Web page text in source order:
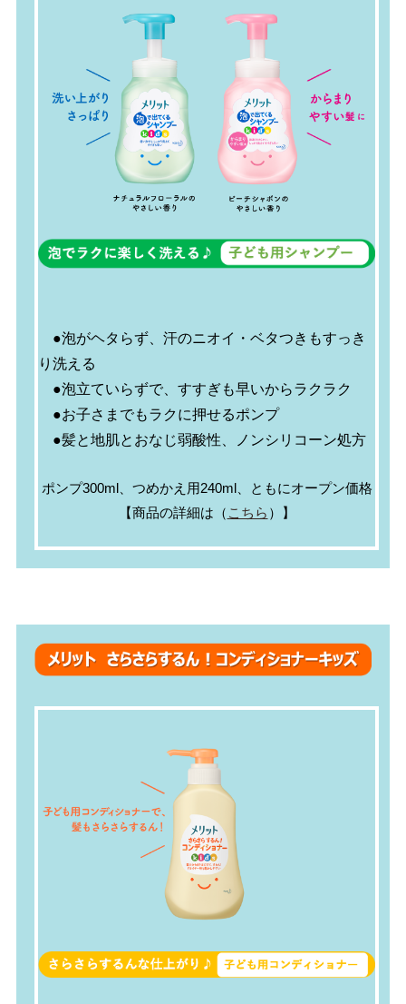
●泡がヘタらず、汗のニオイ・ベタつきもすっき
り洗える
●泡立ていらずで、すすぎも早いからラクラク
●お子さまでもラクに押せるポンプ
●髪と地肌とおなじ弱酸性、ノンシリコーン処方
ポンプ300ml、つめかえ用240ml、ともにオープン価格
【商品の詳細は（ こちら ）】